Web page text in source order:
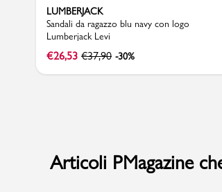
pcard
Gift card
LUMBERJACK
Sandali da ragazzo blu navy con logo
Lumberjack Levi
€26,53 €37,90 -30%
Articoli PMagazine